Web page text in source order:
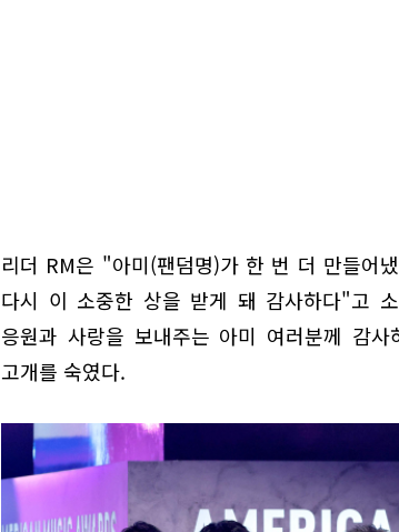
리더 RM은 "아미(팬덤명)가 한 번 더 만들어
다시 이 소중한 상을 받게 돼 감사하다"고
응원과 사랑을 보내주는 아미 여러분께 감
고개를 숙였다.